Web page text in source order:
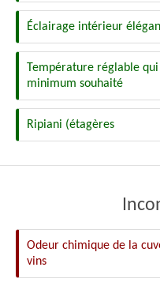
Éclairage intérieur
Température réglable
minimum souhaité
Ripiani (étagères
Odeur chimique de la
vins